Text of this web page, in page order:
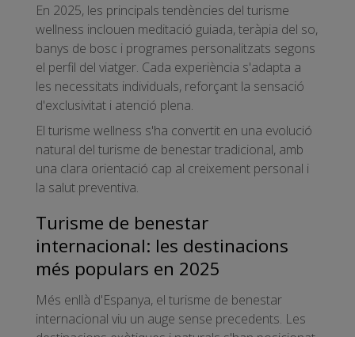
En 2025, les principals tendències del turisme
wellness inclouen meditació guiada, teràpia del so,
banys de bosc i programes personalitzats segons
el perfil del viatger. Cada experiència s'adapta a
les necessitats individuals, reforçant la sensació
d'exclusivitat i atenció plena.
El turisme wellness s'ha convertit en una evolució
natural del turisme de benestar tradicional, amb
una clara orientació cap al creixement personal i
la salut preventiva.
Turisme de benestar
internacional: les destinacions
més populars en 2025
Més enllà d'Espanya, el turisme de benestar
internacional viu un auge sense precedents. Les